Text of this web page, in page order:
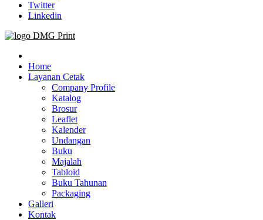
Twitter
Linkedin
Jasa Cetak Online DMG Printing
Home
Layanan Cetak
Company Profile
Katalog
Brosur
Leaflet
Kalender
Undangan
Buku
Majalah
Tabloid
Buku Tahunan
Packaging
Galleri
Kontak